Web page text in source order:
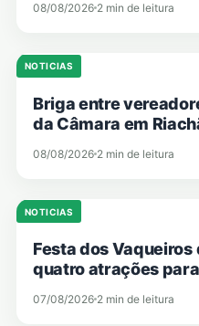
08/08/2026 2 min de leitura
NOTICIAS
Briga entre
da Câmara em
08/08/2026 2 min de leitura
NOTICIAS
Festa dos
quatro atrações
07/08/2026 2 min de leitura